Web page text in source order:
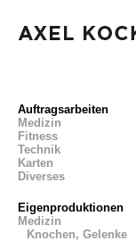
Auftragsarbeiten
Medizin
Fitness
Technik
Karten
Diverses
Eigenproduktionen
Medizin
Knochen, Gelenke